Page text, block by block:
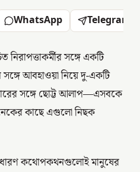
WhatsApp Telegram
সঙ্গে একটি
সঙ্গে আবহাওয়া নিয়ে দু-একটি
সঙ্গে ছোট্ট আলাপ—এসবকে
কাছে এগুলো নিছক
কথোপকথনগুলোই মানুষের